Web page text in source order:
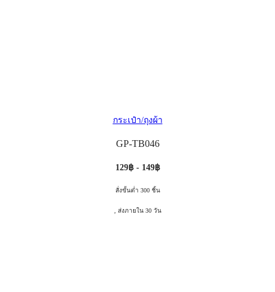
กระเป๋า/ถุงผ้า
GP-TB046
129฿ - 149฿
สั่งขั้นต่ำ 300 ชิ้น
, ส่งภายใน 30 วัน